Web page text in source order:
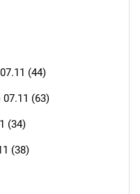
(44)
(63)
(34)
(38)